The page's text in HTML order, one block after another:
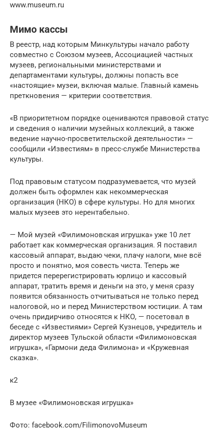
www.museum.ru
Мимо кассы
В реестр, над которым Минкультуры начало работу
совместно с Союзом музеев, Ассоциацией частных
музеев, региональными министерствами и
департаментами культуры, должны попасть все
«настоящие» музеи, включая малые. Главный камень
преткновения — критерии соответствия.
«В приоритетном порядке оцениваются правовой статус
и сведения о наличии музейных коллекций, а также
ведение научно-просветительской деятельности» —
сообщили «Известиям» в пресс-службе Министерства
культуры.
Под правовым статусом подразумевается, что музей
должен быть оформлен как некоммерческая
организация (НКО) в сфере культуры. Но для многих
малых музеев это нерентабельно.
— Мой музей «Филимоновская игрушка» уже 10 лет
работает как коммерческая организация. Я поставил
кассовый аппарат, выдаю чеки, плачу налоги, мне всё
просто и понятно, моя совесть чиста. Теперь же
придется перерегистрировать юрлицо и кассовый
аппарат, тратить время и деньги на это, у меня сразу
появится обязанность отчитываться не только перед
налоговой, но и перед Министерством юстиции. А там
очень придирчиво относятся к НКО, — посетовал в
беседе с «Известиями» Сергей Кузнецов, учредитель и
директор музеев Тульской области «Филимоновская
игрушка», «Гармони деда Филимона» и «Кружевная
сказка».
к2
В музее «Филимоновская игрушка»
Фото: facebook.com/FilimonovoMuseum